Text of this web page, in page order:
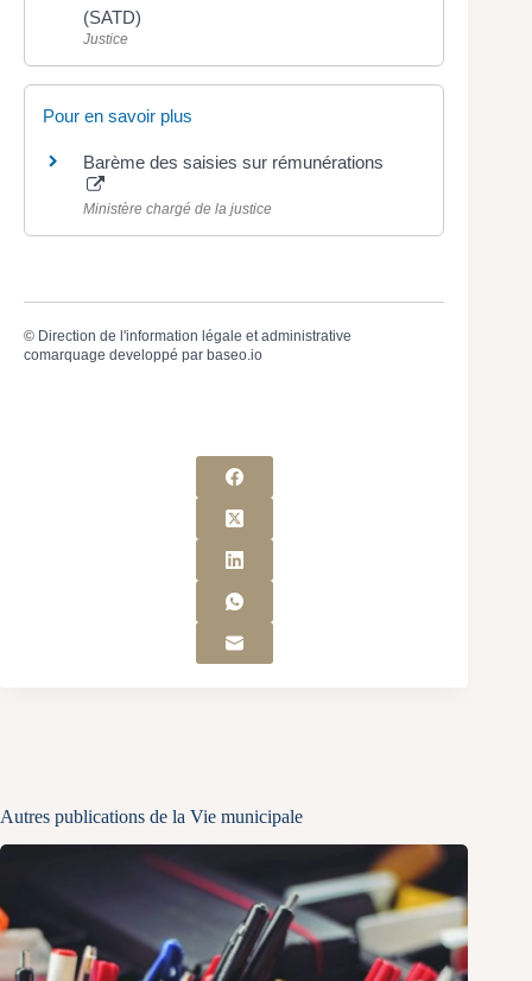
(SATD)
Justice
Pour en savoir plus
Barème des saisies sur rémunérations
Ministère chargé de la justice
© Direction de l'information légale et administrative
comarquage developpé par baseo.io
Autres publications de la Vie municipale